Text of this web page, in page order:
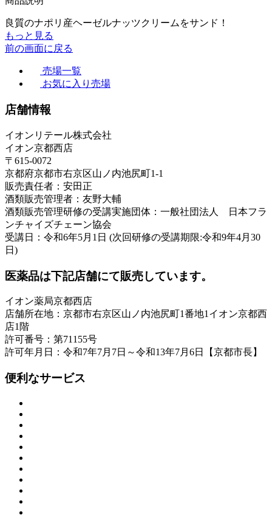
良質のナポリ産ヘーゼルナッツクリームをサンド！
もっと見る
前の画面に戻る
売場一覧
お気に入り売場
店舗情報
イオンリテール株式会社
イオン京都西店
〒615-0072
京都府京都市右京区山ノ内池尻町1-1
販売責任者：安田正
酒類販売管理者：友野大輔
酒類販売管理研修の受講実施団体：一般社団法人 日本フラ
ンチャイズチェーン協会
受講日：令和6年5月1日 (次回研修の受講期限:令和9年4月30
日)
医薬品は下記店舗にて販売しています。
イオン薬局京都西店
店舗所在地：京都市右京区山ノ内池尻町1番地1イオン京都西
店1階
許可番号：第71155号
許可年月日：令和7年7月7日～令和13年7月6日【京都市長】
便利なサービス